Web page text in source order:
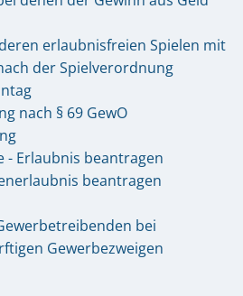
erlaubnisfreien Spielen mit
der Spielverordnung
nach § 69 GewO
- Erlaubnis beantragen
beantragen
bei
Gewerbezweigen